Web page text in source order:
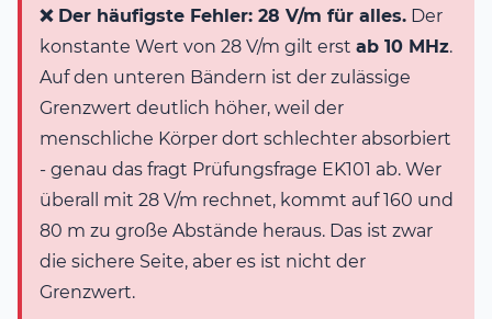
❌ Der häufigste Fehler: 28 V/m für alles. Der
konstante Wert von 28 V/m gilt erst ab 10 MHz.
Auf den unteren Bändern ist der zulässige
Grenzwert deutlich höher, weil der
menschliche Körper dort schlechter absorbiert
- genau das fragt Prüfungsfrage EK101 ab. Wer
überall mit 28 V/m rechnet, kommt auf 160 und
80 m zu große Abstände heraus. Das ist zwar
die sichere Seite, aber es ist nicht der
Grenzwert.